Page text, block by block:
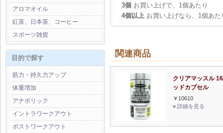
アロマオイル
紅茶、日本茶、コーヒー
スポーツ雑貨
目的で探す
筋力・持久力アップ
体重増加
アナボリック
イントラワークアウト
ポストワークアウト
3個 お買い上げで、1個あたり
4個以上 お買い上げなら、1個あた
関連商品
クリアマッスル
ッドカプセル
￥10610
» 詳細を見る